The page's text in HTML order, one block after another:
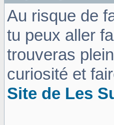
Au risque de
tu peux aller
trouveras
curiosité et
Site de Les